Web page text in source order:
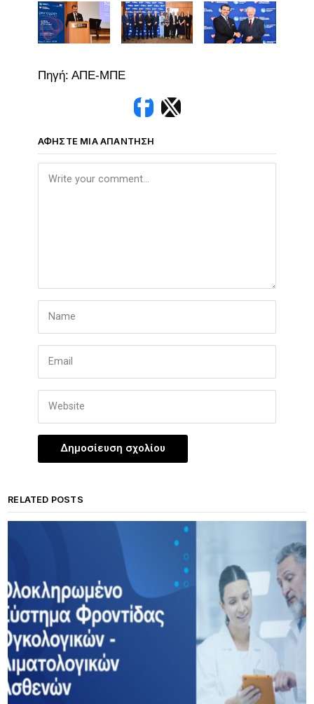
Πηγή: ΑΠΕ-ΜΠΕ
ΑΦΉΣΤΕ ΜΙΑ ΑΠΆΝΤΗΣΗ
RELATED POSTS